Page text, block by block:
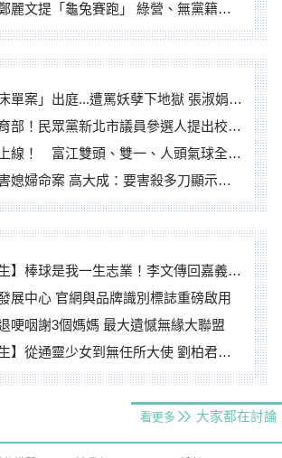
提「龜兔賽跑」 綠營、無黨籍忙否認是烏龜
」出庭...遭罵妖孽下地獄 張淑娟批：舌頭殺人有罪
眾黨新北市議員參選人提出校園反毒防線升級政見
線！ 富江雙頭、雙一、人頭氣球全登場
婦命案 高大成：要害殺多刀顯示怨恨深
是我一生志業！李文傳回嘉義扎根點亮KANO精神
展中心 官網與品牌識別標誌重磅啟用
哽咽謝3個媽媽 最大遺憾無緣大聯盟
靈少女到無任所大使 劉柏君女裁判人生國際發光
看更多 大家都在討論